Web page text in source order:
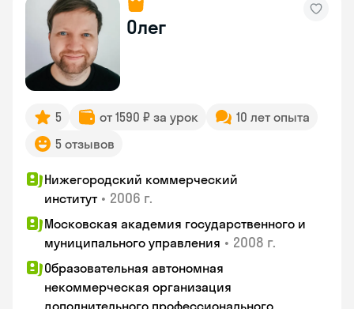
Олег
5 от 1590 ₽ за урок
10 лет опыта
5 отзывов
Нижегородский коммерческий
институт • 2006 г.
Московская академия государственного и
муниципального управления • 2008 г.
Образовательная автономная
некоммерческая организация
дополнительного профессионального